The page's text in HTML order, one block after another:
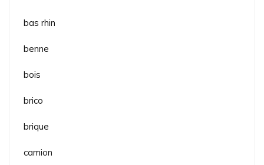
bas rhin
benne
bois
brico
brique
camion